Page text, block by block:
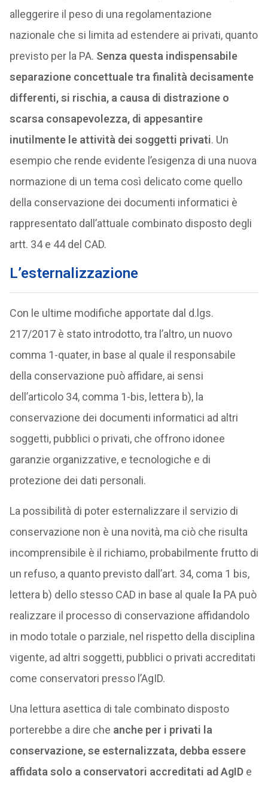
alleggerire il peso di una regolamentazione
nazionale che si limita ad estendere ai privati, quanto
previsto per la PA. Senza questa indispensabile
separazione concettuale tra finalità decisamente
differenti, si rischia, a causa di distrazione o
scarsa consapevolezza, di appesantire
inutilmente le attività dei soggetti privati. Un
esempio che rende evidente l’esigenza di una nuova
normazione di un tema così delicato come quello
della conservazione dei documenti informatici è
rappresentato dall’attuale combinato disposto degli
artt. 34 e 44 del CAD.
L’esternalizzazione
Con le ultime modifiche apportate dal d.lgs.
217/2017 è stato introdotto, tra l’altro, un nuovo
comma 1-quater, in base al quale il responsabile
della conservazione può affidare, ai sensi
dell’articolo 34, comma 1-bis, lettera b), la
conservazione dei documenti informatici ad altri
soggetti, pubblici o privati, che offrono idonee
garanzie organizzative, e tecnologiche e di
protezione dei dati personali.
La possibilità di poter esternalizzare il servizio di
conservazione non è una novità, ma ciò che risulta
incomprensibile è il richiamo, probabilmente frutto di
un refuso, a quanto previsto dall’art. 34, coma 1 bis,
lettera b) dello stesso CAD in base al quale a PA può
realizzare il processo di conservazione affidandolo
in modo totale o parziale, nel rispetto della disciplina
vigente, ad altri soggetti, pubblici o privati accreditati
come conservatori presso l’AgID.
Una lettura asettica di tale combinato disposto
porterebbe a dire che anche per i privati la
conservazione, se esternalizzata, debba essere
affidata solo a conservatori accreditati ad AgIDe